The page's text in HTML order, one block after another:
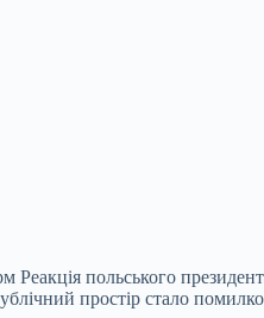
польського
простір стало